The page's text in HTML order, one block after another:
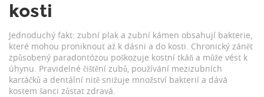
kosti
Jednoduchý fakt: zubní plak a zubní kámen obsahují bakterie,
které mohou proniknout až k dásni a do kosti. Chronický zánět
způsobený paradontózou poškozuje kostní tkáň a může vést k
úhynu. Pravidelné čištění zubů, používání mezizubních
kartáčků a dentální nitě snižuje množství bakterií a dává
kostem šanci zůstat zdravá.